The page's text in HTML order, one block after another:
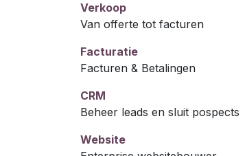
Verkoop
Van offerte tot facturen
Facturatie
Facturen & Betalingen
CRM
Beheer leads en sluit pospects
Website